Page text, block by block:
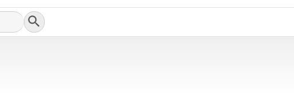
Botón de búsqueda